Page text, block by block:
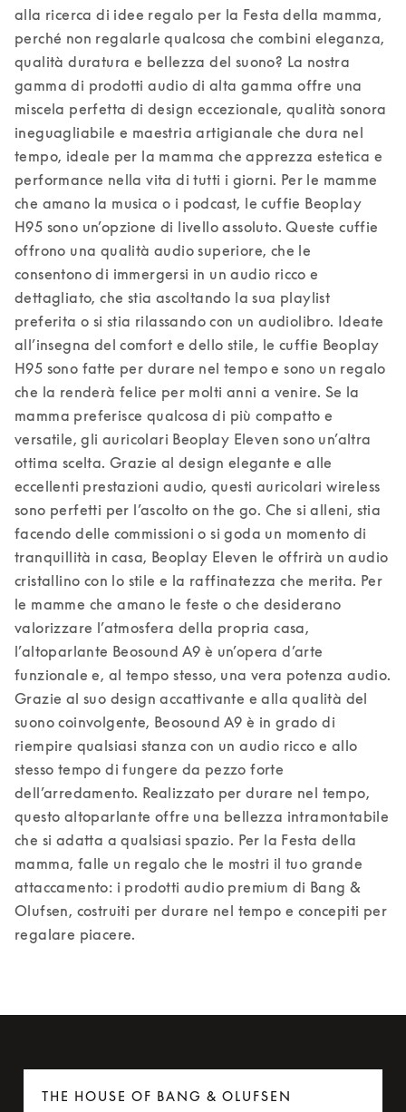
alla ricerca di idee regalo per la Festa della mamma,
perché non regalarle qualcosa che combini eleganza,
qualità duratura e bellezza del suono? La nostra
gamma di prodotti audio di alta gamma offre una
miscela perfetta di design eccezionale, qualità sonora
ineguagliabile e maestria artigianale che dura nel
tempo, ideale per la mamma che apprezza estetica e
performance nella vita di tutti i giorni. Per le mamme
che amano la musica o i podcast, le cuffie Beoplay
H95 sono un’opzione di livello assoluto. Queste cuffie
offrono una qualità audio superiore, che le
consentono di immergersi in un audio ricco e
dettagliato, che stia ascoltando la sua playlist
preferita o si stia rilassando con un audiolibro. Ideate
all’insegna del comfort e dello stile, le cuffie Beoplay
H95 sono fatte per durare nel tempo e sono un regalo
che la renderà felice per molti anni a venire. Se la
mamma preferisce qualcosa di più compatto e
versatile, gli auricolari Beoplay Eleven sono un’altra
ottima scelta. Grazie al design elegante e alle
eccellenti prestazioni audio, questi auricolari wireless
sono perfetti per l’ascolto on the go. Che si alleni, stia
facendo delle commissioni o si goda un momento di
tranquillità in casa, Beoplay Eleven le offrirà un audio
cristallino con lo stile e la raffinatezza che merita. Per
le mamme che amano le feste o che desiderano
valorizzare l’atmosfera della propria casa,
l’altoparlante Beosound A9 è un’opera d’arte
funzionale e, al tempo stesso, una vera potenza audio.
Grazie al suo design accattivante e alla qualità del
suono coinvolgente, Beosound A9 è in grado di
riempire qualsiasi stanza con un audio ricco e allo
stesso tempo di fungere da pezzo forte
dell’arredamento. Realizzato per durare nel tempo,
questo altoparlante offre una bellezza intramontabile
che si adatta a qualsiasi spazio. Per la Festa della
mamma, falle un regalo che le mostri il tuo grande
attaccamento: i prodotti audio premium di Bang &
Olufsen, costruiti per durare nel tempo e concepiti per
regalare piacere.
THE HOUSE OF BANG & OLUFSEN